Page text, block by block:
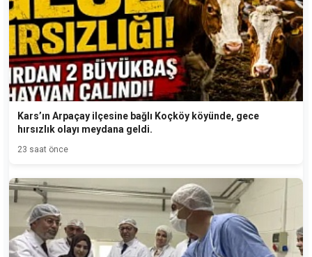
Kars’ın Arpaçay ilçesine bağlı Koçköy köyünde, gece
hırsızlık olayı meydana geldi.
23 saat önce